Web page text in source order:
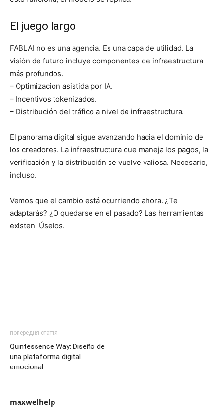
El juego largo
FABLAI no es una agencia. Es una capa de utilidad. La
visión de futuro incluye componentes de infraestructura
más profundos.
– Optimización asistida por IA.
– Incentivos tokenizados.
– Distribución del tráfico a nivel de infraestructura.
El panorama digital sigue avanzando hacia el dominio de
los creadores. La infraestructura que maneja los pagos, la
verificación y la distribución se vuelve valiosa. Necesario,
incluso.
Vemos que el cambio está ocurriendo ahora. ¿Te
adaptarás? ¿O quedarse en el pasado? Las herramientas
existen. Úselos.
попередня стаття
Quintessence Way: Diseño de
una plataforma digital
emocional
maxwelhelp